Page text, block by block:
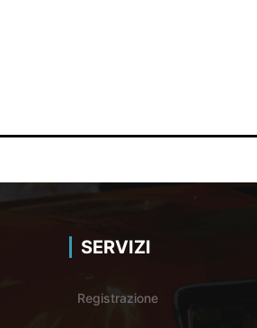
SERVIZI
Registrazione